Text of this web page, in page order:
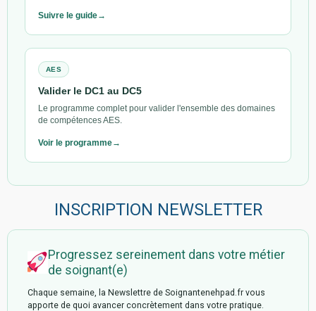
Suivre le guide
AES
Valider le DC1 au DC5
Le programme complet pour valider l'ensemble des domaines
de compétences AES.
Voir le programme
INSCRIPTION NEWSLETTER
Progressez sereinement dans votre métier
de soignant(e)
Chaque semaine, la Newslettre de Soignantenehpad.fr vous
apporte de quoi avancer concrètement dans votre pratique.